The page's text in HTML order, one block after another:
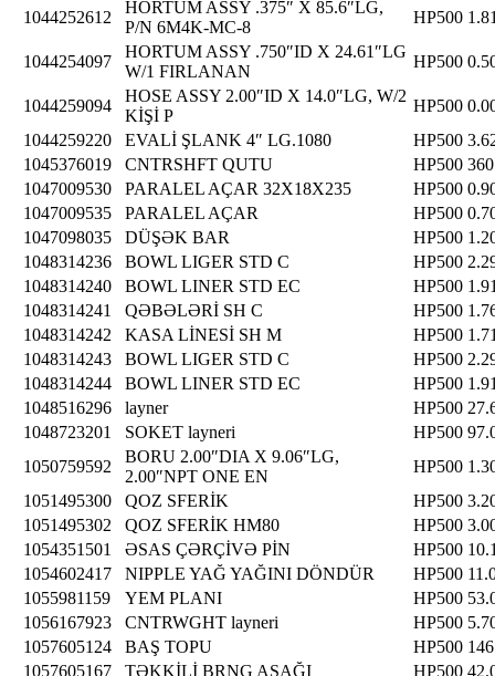
1044252612
HORTUM ASSY .375″ X 85.6″LG,
P/N 6M4K-MC-8
HP500
1044254097
HORTUM ASSY .750″ID X 24.61″LG
W/1 FIRLANAN
HP500
1044259094
HOSE ASSY 2.00″ID X 14.0″LG, W/2
KİŞİ P
HP500
1044259220
EVALİ ŞLANK 4″ LG.1080 HP500
1045376019
CNTRSHFT QUTU HP500
1047009530
PARALEL AÇAR 32X18X235 HP500
1047009535
PARALEL AÇAR HP500
1047098035
DÜŞƏK BAR HP500
1048314236
BOWL LIGER STD C HP500
1048314240
BOWL LINER STD EC HP500
1048314241
QƏBƏLƏRİ SH C HP500
1048314242
KASA LİNESİ SH M HP500
1048314243
BOWL LIGER STD C HP500
1048314244
BOWL LINER STD EC HP500
1048516296
layner HP500
1048723201
SOKET layneri HP500
1050759592
BORU 2.00″DIA X 9.06″LG,
2.00″NPT ONE EN
HP500
1051495300
QOZ SFERİK HP500
1051495302
QOZ SFERİK HM80 HP500
1054351501
ƏSAS ÇƏRÇİVƏ PİN HP500
1054602417
NIPPLE YAĞ YAĞINI DÖNDÜR HP500
1055981159
YEM PLANI HP500
1056167923
CNTRWGHT layneri HP500
1057605124
BAŞ TOPU HP500
1057605167
TƏKKİLİ BRNG AŞAĞI HP500